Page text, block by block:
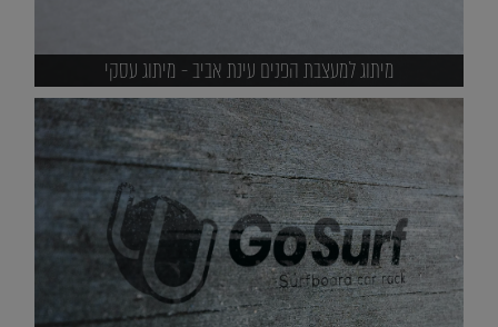
מיתוג למעצבת הפנים עינת אביב - מיתוג עסקי